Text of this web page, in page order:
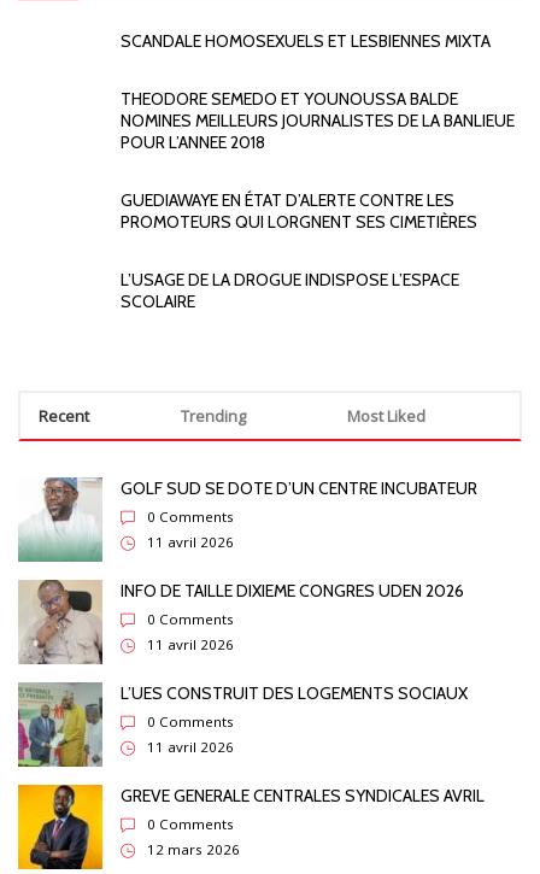
SCANDALE HOMOSEXUELS ET LESBIENNES MIXTA
THEODORE SEMEDO ET YOUNOUSSA BALDE
NOMINES MEILLEURS JOURNALISTES DE LA BANLIEUE
POUR L’ANNEE 2018
GUEDIAWAYE EN ÉTAT D’ALERTE CONTRE LES
PROMOTEURS QUI LORGNENT SES CIMETIÈRES
L’USAGE DE LA DROGUE INDISPOSE L’ESPACE
SCOLAIRE
Recent Trending Most Liked
GOLF SUD SE DOTE D’UN CENTRE INCUBATEUR
0 Comments
11 avril 2026
INFO DE TAILLE DIXIEME CONGRES UDEN 2026
0 Comments
11 avril 2026
L’UES CONSTRUIT DES LOGEMENTS SOCIAUX
0 Comments
11 avril 2026
GREVE GENERALE CENTRALES SYNDICALES AVRIL
0 Comments
12 mars 2026